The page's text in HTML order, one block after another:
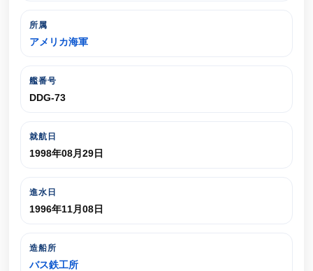
所属
アメリカ海軍
艦番号
DDG-73
就航日
1998年08月29日
進水日
1996年11月08日
造船所
バス鉄工所